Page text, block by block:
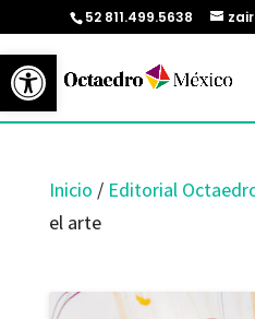
Abrir barra de herramientas
52 811.499.5638
Inicio / Editorial
el arte